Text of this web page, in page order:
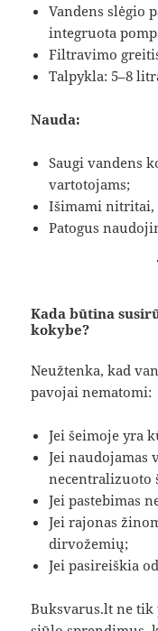
Vandens slėgio
integruota
Filtravimo
Talpykla: 5–8
Nauda:
Saugi vandens
vartotojams;
Išimami nitritai,
Patogus
Kada būtina
kokybe?
Neužtenka, kad
pavojai nematomi:
Jei šeimoje yra
Jei naudojamas
necentralizuoto
Jei pastebimas
Jei rajonas
dirvožemių;
Jei pasireiškia
Buksvarus.lt ne